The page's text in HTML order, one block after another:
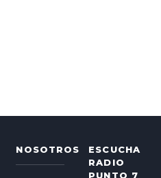
NOSOTROS
ESCUCHA
RADIO
PUNTO 7